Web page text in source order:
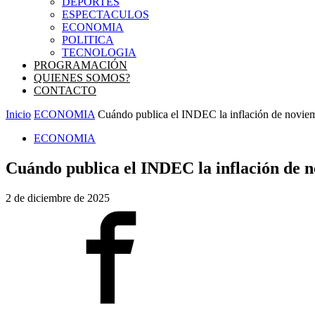
ESPECTACULOS
ECONOMIA
POLITICA
TECNOLOGIA
PROGRAMACIÓN
QUIENES SOMOS?
CONTACTO
Inicio ECONOMIA Cuándo publica el INDEC la inflación de
ECONOMIA
Cuándo publica el INDEC la inflación de
2 de diciembre de 2025